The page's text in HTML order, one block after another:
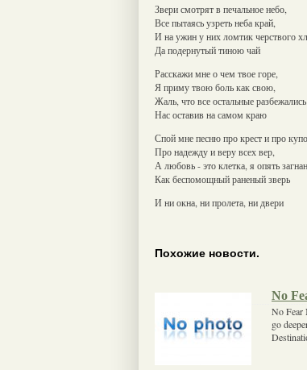
Звери смотрят в печальное небо,
Все пытаясь узреть неба край,
И на ужин у них ломтик черствого
Да подернутый тиною чай
Расскажи мне о чем твое горе,
Я приму твою боль как свою,
Жаль, что все остальные
Нас оставив на самом краю
Спой мне песню про крест и про
Про надежду и веру всех вер,
А любовь - это клетка, я опять
Как беспомощный раненый зверь
И ни окна, ни пролета, ни двери
Похожие новости.
No
No Fear
go